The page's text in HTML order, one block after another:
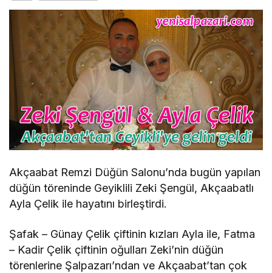
Akçaabat Remzi Düğün Salonu’nda bugün yapılan
düğün töreninde Geyiklili Zeki Şengül, Akçaabatlı
Ayla Çelik ile hayatını birleştirdi.
Şafak – Günay Çelik çiftinin kızları Ayla ile, Fatma
– Kadir Çelik çiftinin oğulları Zeki’nin düğün
törenlerine Şalpazarı’ndan ve Akçaabat’tan çok